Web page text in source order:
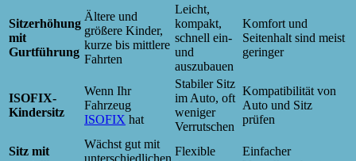
Sitzerhöhung
mit
Gurtführung
Ältere und
größere Kinder,
kurze bis mittlere
Fahrten
Leicht,
kompakt,
schnell ein-
und
auszubauen
Komfort und
Seitenhalt sind meist
geringer
ISOFIX-
Kindersitz
Wenn Ihr
Fahrzeug
ISOFIX hat
Stabiler Sitz
im Auto, oft
weniger
Verrutschen
Kompatibilität von
Auto und Sitz
prüfen
Sitz mit
Wächst gut mit
unterschiedlichen
Flexible
Einfacher